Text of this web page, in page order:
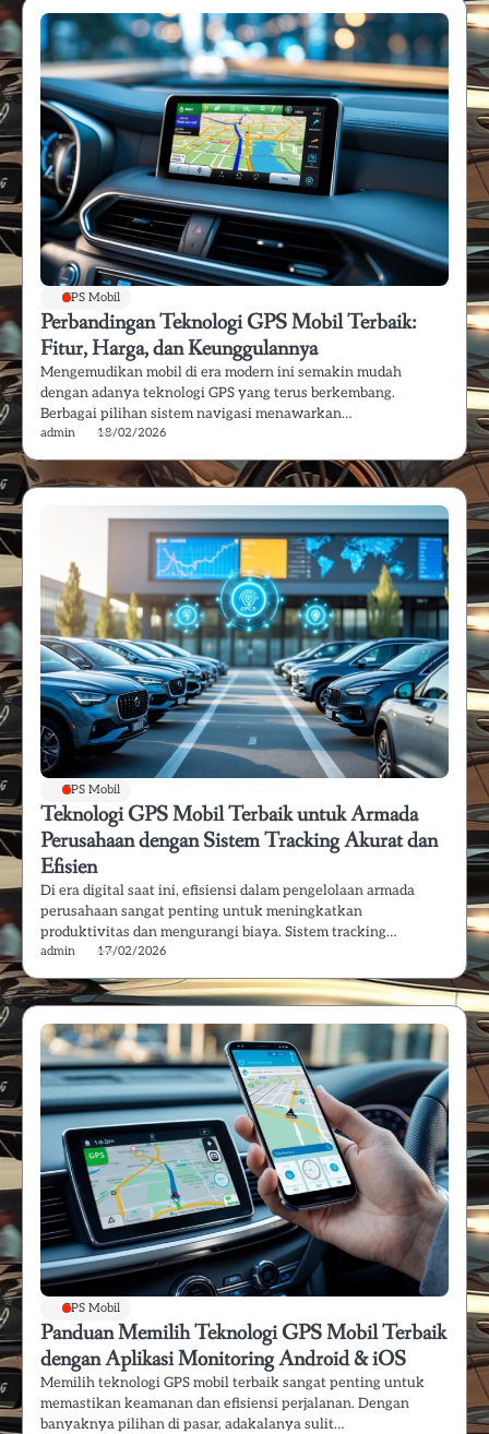
GPS Mobil
Perbandingan Teknologi GPS Mobil Terbaik:
Fitur, Harga, dan Keunggulannya
Mengemudikan mobil di era modern ini semakin mudah
dengan adanya teknologi GPS yang terus berkembang.
Berbagai pilihan sistem navigasi menawarkan…
admin 18/02/2026
GPS Mobil
Teknologi GPS Mobil Terbaik untuk Armada
Perusahaan dengan Sistem Tracking Akurat dan
Efisien
Di era digital saat ini, efisiensi dalam pengelolaan armada
perusahaan sangat penting untuk meningkatkan
produktivitas dan mengurangi biaya. Sistem tracking…
admin 17/02/2026
GPS Mobil
Panduan Memilih Teknologi GPS Mobil Terbaik
dengan Aplikasi Monitoring Android & iOS
Memilih teknologi GPS mobil terbaik sangat penting untuk
memastikan keamanan dan efisiensi perjalanan. Dengan
banyaknya pilihan di pasar, adakalanya sulit…